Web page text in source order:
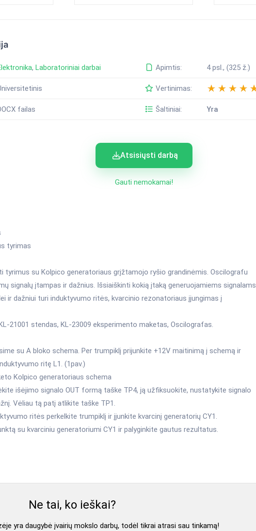
, Laboratoriniai darbai
failas
Apimtis: 4 psl., (325 ž.)
Vertinimas:
Šaltiniai: Yra
Atsisiųsti darbą
Gauti nemokamai!
tyrimas
tyrimus su Kolpico generatoriaus grįžtamojo ryšio grandinėmis. Oscilografu
signalų įtampas ir dažnius. Išsiaiškinti kokią įtaką generuojamiems signalams
ir dažniui turi induktyvumo ritės, kvarcinio rezonatoriaus įjungimas į
21001 stendas, KL-23009 eksperimento maketas, Oscilografas.
su A bloko schema. Per trumpiklį prijunkite +12V maitinimą į schemą ir
ritę L1. (1pav.)
Kolpico generatoriaus schema
išėjimo signalo OUT formą taške TP4, ją užfiksuokite, nustatykite signalo
Vėliau tą patį atlikite taške TP1.
ritės perkelkite trumpiklį ir įjunkite kvarcinį generatorių CY1.
su kvarciniu generatoriumi CY1 ir palyginkite gautus rezultatus.
Ne tai, ko ieškai?
yra daugybė įvairių mokslo darbų, todėl tikrai atrasi sau tinkamą!